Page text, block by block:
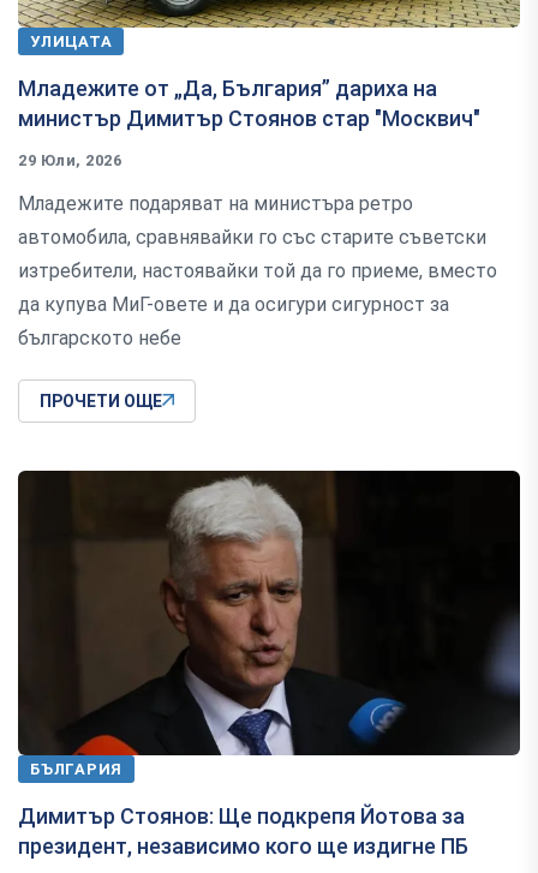
УЛИЦАТА
Младежите от „Да, България” дариха на
министър Димитър Стоянов стар "Москвич"
29 Юли, 2026
Младежите подаряват на министъра ретро
автомобила, сравнявайки го със старите съветски
изтребители, настоявайки той да го приеме, вместо
да купува МиГ-овете и да осигури сигурност за
българското небе
ПРОЧЕТИ ОЩЕ
БЪЛГАРИЯ
Димитър Стоянов: Ще подкрепя Йотова за
президент, независимо кого ще издигне ПБ